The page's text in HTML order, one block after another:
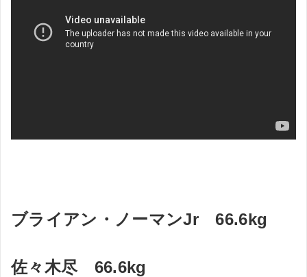
ブライアン・ノーマンJr 66.6kg
佐々木尽 66.6kg